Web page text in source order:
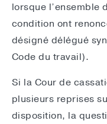
lorsque l’ensemble
condition ont
désigné délégué
Code du travail).
Si la Cour de
plusieurs reprises
disposition, la